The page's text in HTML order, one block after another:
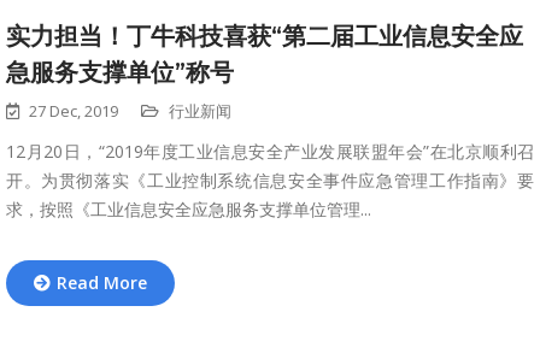
实力担当！丁牛科技喜获“第二届工业信息安全应
急服务支撑单位”称号
27 Dec, 2019 行业新闻
12月20日，“2019年度工业信息安全产业发展联盟年会”在北京顺利召
开。为贯彻落实《工业控制系统信息安全事件应急管理工作指南》要
求，按照《工业信息安全应急服务支撑单位管理...
Read More